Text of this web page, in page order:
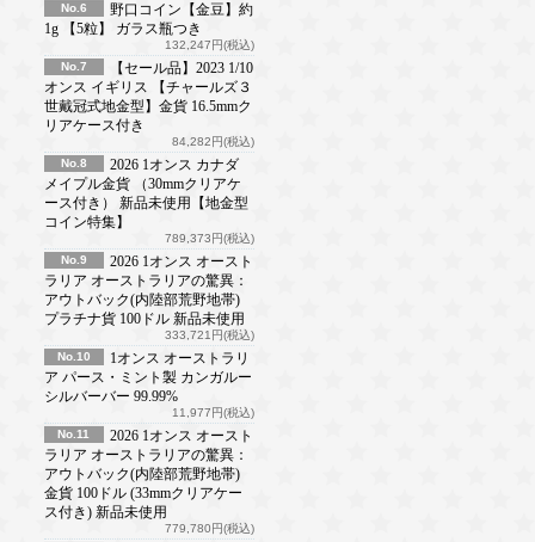
No.6
野口コイン【金豆】約
1g 【5粒】 ガラス瓶つき
132,247円(税込)
No.7
【セール品】2023 1/10
オンス イギリス 【チャールズ３
世戴冠式地金型】金貨 16.5mmク
リアケース付き
84,282円(税込)
No.8
2026 1オンス カナダ
メイプル金貨 （30mmクリアケ
ース付き） 新品未使用【地金型
コイン特集】
789,373円(税込)
No.9
2026 1オンス オースト
ラリア オーストラリアの驚異：
アウトバック(内陸部荒野地帯)
プラチナ貨 100ドル 新品未使用
333,721円(税込)
No.10
1オンス オーストラリ
ア パース・ミント製 カンガルー
シルバーバー 99.99%
11,977円(税込)
No.11
2026 1オンス オースト
ラリア オーストラリアの驚異：
アウトバック(内陸部荒野地帯)
金貨 100ドル (33mmクリアケー
ス付き) 新品未使用
779,780円(税込)